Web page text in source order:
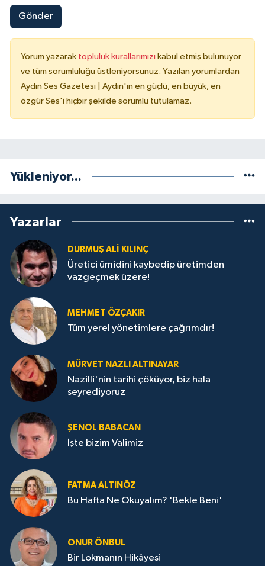
Gönder
Yorum yazarak topluluk kurallarımızı kabul etmiş bulunuyor
ve tüm sorumluluğu üstleniyorsunuz. Yazılan yorumlardan
Aydın Ses Gazetesi | Aydın'ın en güçlü, en büyük, en
özgür Ses'i hiçbir şekilde sorumlu tutulamaz.
Yükleniyor...
Yazarlar
DURMUŞ ALI KILINÇ
Üretici ümidini kaybedip üretimden
vazgeçmek üzere!
MEHMET ÖZÇAKIR
Tüm yerel yönetimlere çağrımdır!
MÜRVET NAZLI ALTINAYAR
Nazilli'nin tarihi çöküyor, biz hala
seyrediyoruz
ŞENOL BABACAN
İşte bizim Valimiz
FATMA ALTINÖZ
Bu Hafta Ne Okuyalım? 'Bekle Beni'
ONUR ÖNBUL
Bir Lokmanın Hikâyesi